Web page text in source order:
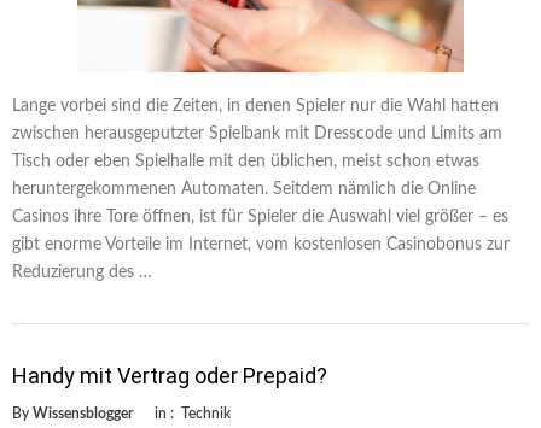
Lange vorbei sind die Zeiten, in denen Spieler nur die Wahl hatten
zwischen herausgeputzter Spielbank mit Dresscode und Limits am
Tisch oder eben Spielhalle mit den üblichen, meist schon etwas
heruntergekommenen Automaten. Seitdem nämlich die Online
Casinos ihre Tore öffnen, ist für Spieler die Auswahl viel größer – es
gibt enorme Vorteile im Internet, vom kostenlosen Casinobonus zur
Reduzierung des …
Handy mit Vertrag oder Prepaid?
By Wissensblogger in : Technik